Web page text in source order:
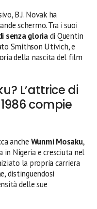
B.J. Novak ha
schermo. Tra i suoi
senza gloriadi Quentin
Smithson Utivich, e
della nascita del film
L’attrice di
compie
anche Wunmi Mosaku,
in Nigeria e cresciuta nel
la propria carriera
distinguendosi
delle sue